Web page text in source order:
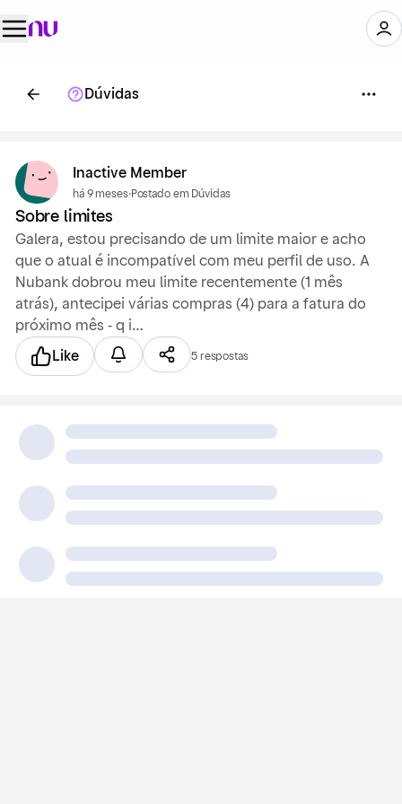
Dúvidas
Inactive Member
há 9 meses·Postado em Dúvidas
Sobre limites
Galera, estou precisando de um limite maior e acho
que o atual é incompatível com meu perfil de uso. A
Nubank dobrou meu limite recentemente (1 mês
atrás), antecipei várias compras (4) para a fatura do
próximo mês - q i…
Like 5 respostas